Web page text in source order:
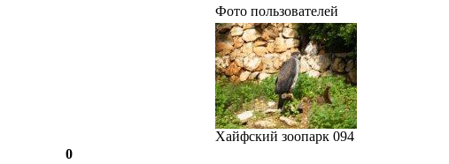
0
Фото пользователей
Хайфский зоопарк 094